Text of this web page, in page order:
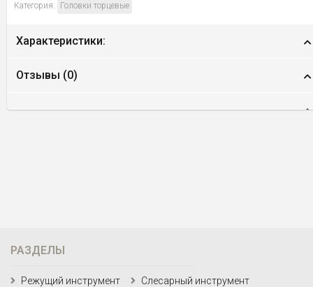
Категория: Головки торцевые
Характеристики:
Отзывы (0)
РАЗДЕЛЫ
Режущий инструмент
Слесарный инструмент